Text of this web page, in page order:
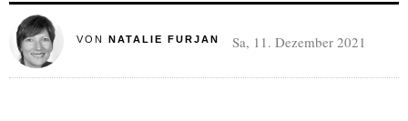
VON NATALIE FURJAN Sa, 11. Dezember 2021